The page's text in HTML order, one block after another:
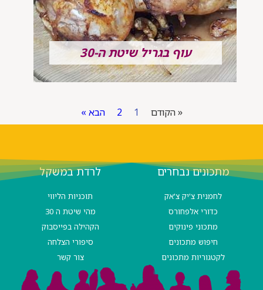
עוף בגריל שיטת ה-30
« הקודם 1
2 הבא »
מתכונים נבחרים
לחמנית צ'יק צ'אק
כדורי אלפחורס
מתכוני פינוקים
חיפוש מתכונים
לקטגוריות מתכונים
לרדת במשקל
תוכניות הליווי
מהי שיטת ה 30
הקהילה בפייסבוק
סיפורי הצלחה
צור קשר